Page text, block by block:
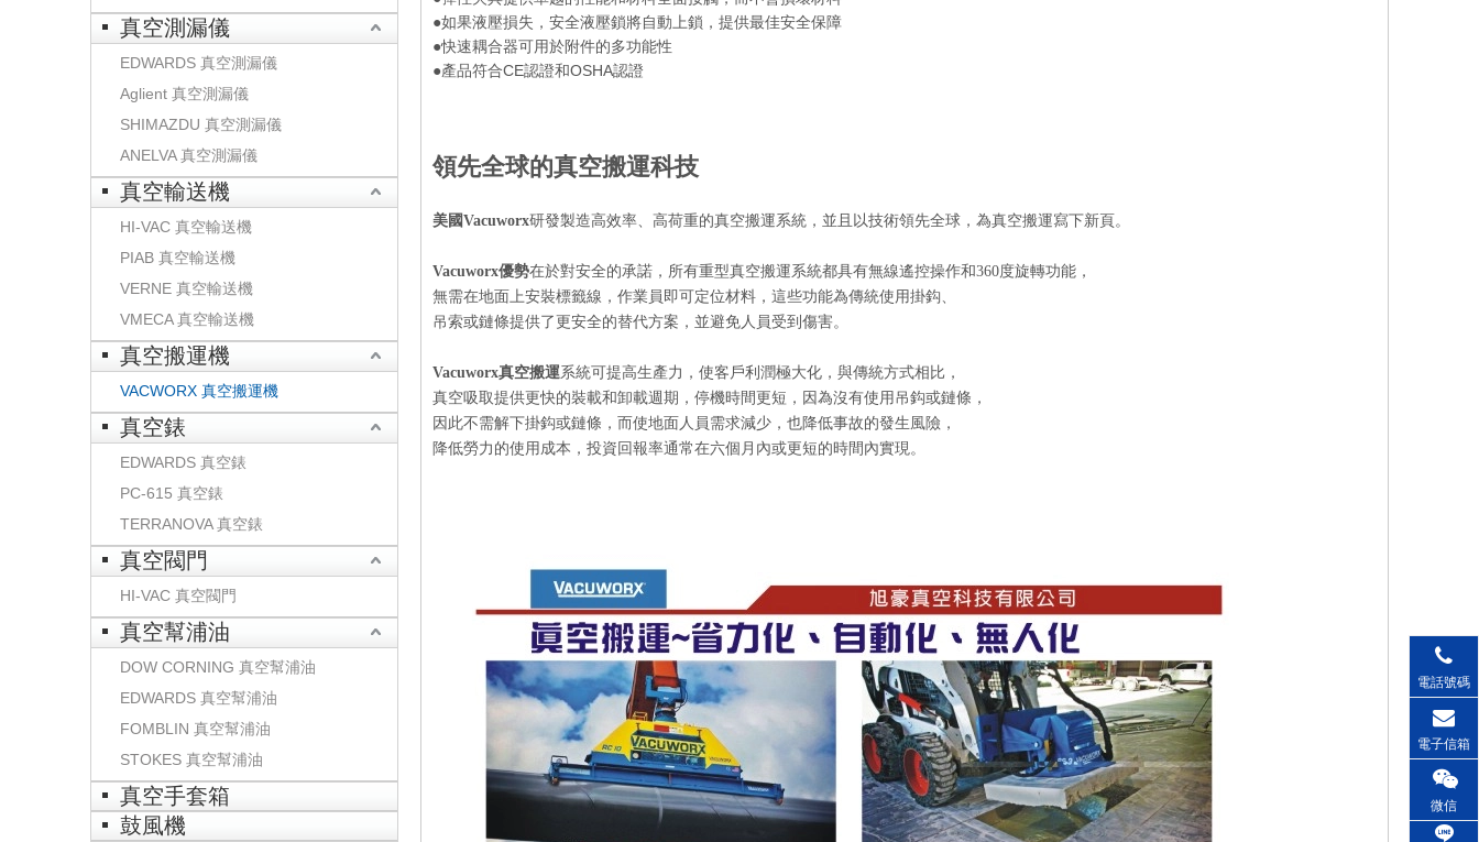
真空測漏儀
EDWARDS 真空測漏儀
Aglient 真空測漏儀
SHIMAZDU 真空測漏儀
ANELVA 真空測漏儀
真空輸送機
HI-VAC 真空輸送機
PIAB 真空輸送機
VERNE 真空輸送機
VMECA 真空輸送機
真空搬運機
VACWORX 真空搬運機
真空錶
EDWARDS 真空錶
PC-615 真空錶
TERRANOVA 真空錶
真空閥門
HI-VAC 真空閥門
真空幫浦油
DOW CORNING 真空幫浦油
EDWARDS 真空幫浦油
FOMBLIN 真空幫浦油
STOKES 真空幫浦油
真空手套箱
鼓風機
●如果液壓損失，安全液壓鎖將自動上鎖，提供最佳安全保障
●快速耦合器可用於附件的多功能性
●產品符合CE認證和OSHA認證
領先全球的真空搬運科技
美國Vacuworx研發製造高效率、高荷重的真空搬運系統，並且以技術領先全球，為真空搬運寫下新頁。
Vacuworx優勢在於對安全的承諾，所有重型真空搬運系統都具有無線遙控操作和360度旋轉功能，
無需在地面上安裝標籤線，作業員即可定位材料，這些功能為傳統使用掛鈎、
吊索或鏈條提供了更安全的替代方案，並避免人員受到傷害。
Vacuworx真空搬運系統可提高生產力，使客戶利潤極大化，與傳統方式相比，
真空吸取提供更快的裝載和卸載週期，停機時間更短，因為沒有使用吊鈎或鏈條，
因此不需解下掛鈎或鏈條，而使地面人員需求減少，也降低事故的發生風險，
降低勞力的使用成本，投資回報率通常在六個月內或更短的時間內實現。
電話號碼
電子信箱
微信